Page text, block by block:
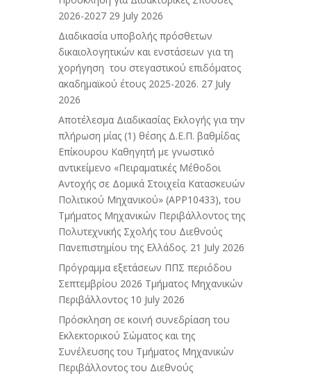
2026-2027 29 July 2026
Διαδικασία υποβολής πρόσθετων
δικαιολογητικών και ενστάσεων για τη
χορήγηση του στεγαστικού επιδόματος
ακαδημαϊκού έτους 2025-2026. 27 July
2026
Αποτέλεσμα Διαδικασίας Εκλογής για την
πλήρωση μίας (1) θέσης Δ.Ε.Π. βαθμίδας
Επίκουρου Καθηγητή με γνωστικό
αντικείμενο «Πειραματικές Μέθοδοι
Αντοχής σε Δομικά Στοιχεία Κατασκευών
Πολιτικού Μηχανικού» (APP10433), του
Τμήματος Μηχανικών Περιβάλλοντος της
Πολυτεχνικής Σχολής του Διεθνούς
Πανεπιστημίου της Ελλάδος. 21 July 2026
Πρόγραμμα εξετάσεων ΠΠΣ περιόδου
Σεπτεμβρίου 2026 Τμήματος Μηχανικών
Περιβάλλοντος 10 July 2026
Πρόσκληση σε κοινή συνεδρίαση του
Εκλεκτορικού Σώματος και της
Συνέλευσης του Τμήματος Μηχανικών
Περιβάλλοντος του Διεθνούς